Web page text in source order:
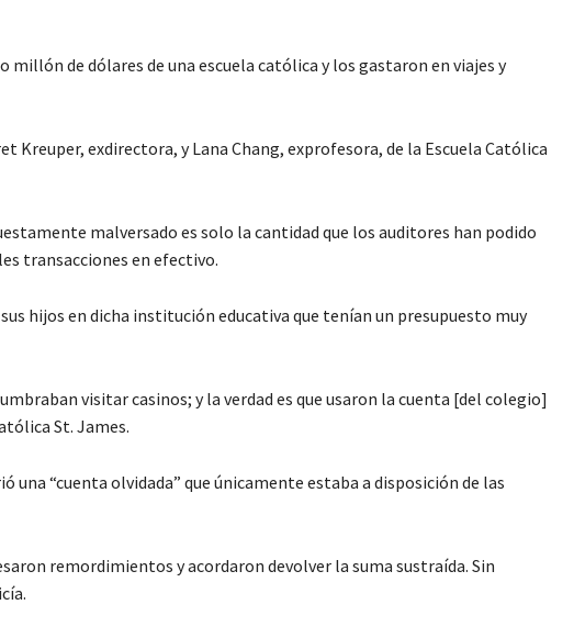
millón de dólares de una escuela católica y los gastaron en viajes y
Kreuper, exdirectora, y Lana Chang, exprofesora, de la Escuela Católica
malversado es solo la cantidad que los auditores han podido
transacciones en efectivo.
hijos en dicha institución educativa que tenían un presupuesto muy
visitar casinos; y la verdad es que usaron la cuenta [del colegio]
St. James.
una “cuenta olvidada” que únicamente estaba a disposición de las
remordimientos y acordaron devolver la suma sustraída. Sin